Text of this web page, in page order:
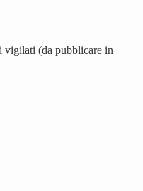
vigilati (da pubblicare in